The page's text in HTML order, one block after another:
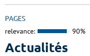
PAGES
relevance: 90%
Actualités